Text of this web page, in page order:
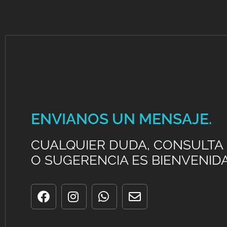
ENVIANOS UN MENSAJE.
CUALQUIER DUDA, CONSULTA
O SUGERENCIA ES